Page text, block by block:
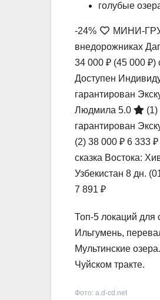
голубые
-24%
МИНИ-
внедорожниках
34 000 ₽ (45 000 ₽)
Доступен
гарантирован
Людмила 5.0
(1)
гарантирован
(2) 38 000 ₽ 6 333 ₽
сказка Востока:
Узбекистан 8 дн.
7 891 ₽
Топ-5 локаций
Ильгумень,
Мультинские
Чуйском тракте.
Фото: a.d-cd.net